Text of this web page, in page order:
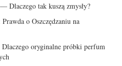
Dlaczego tak kuszą zmysły?
o Oszczędzaniu na
oryginalne próbki perfum